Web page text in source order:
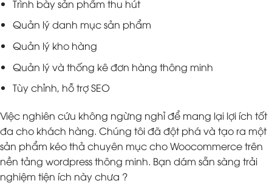
Trình bày sản phẩm thu hút
Quản lý danh mục sản phẩm
Quản lý kho hàng
Quản lý và thống kê đơn hàng thông minh
Tùy chỉnh, hỗ trợ SEO
Việc nghiên cứu không ngừng nghỉ để mang lại lợi ích tốt
đa cho khách hàng. Chúng tôi đã đột phá và tạo ra một
sản phẩm kéo thả chuyên mục cho Woocommerce trên
nền tảng wordpress thông minh. Bạn dám sẵn sàng trải
nghiệm tiện ích này chưa ?